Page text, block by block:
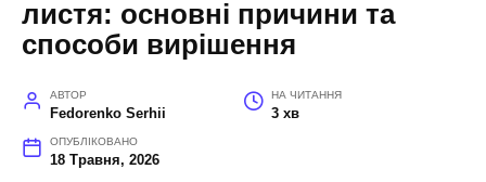
листя: основні причини та
способи вирішення
АВТОР
Fedorenko Serhii
НА ЧИТАННЯ
3 хв
ОПУБЛІКОВАНО
18 Травня, 2026